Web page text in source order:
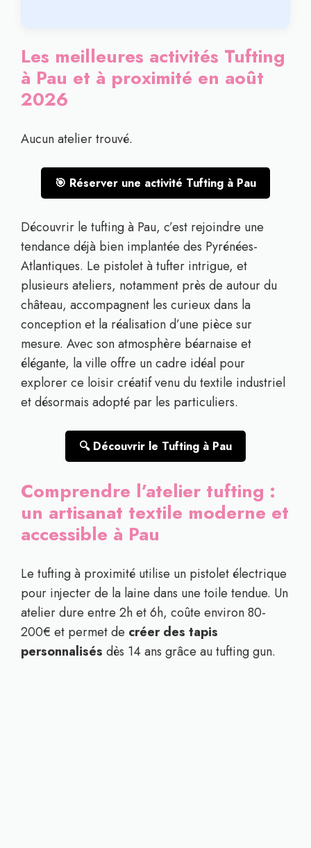
Les meilleures activités Tufting
à Pau et à proximité en août
2026
Aucun atelier trouvé.
🎯 Réserver une activité Tufting à Pau
Découvrir le tufting à Pau, c’est rejoindre une
tendance déjà bien implantée des Pyrénées-
Atlantiques. Le pistolet à tufter intrigue, et
plusieurs ateliers, notamment près de autour du
château, accompagnent les curieux dans la
conception et la réalisation d’une pièce sur
mesure. Avec son atmosphère béarnaise et
élégante, la ville offre un cadre idéal pour
explorer ce loisir créatif venu du textile industriel
et désormais adopté par les particuliers.
🔍 Découvrir le Tufting à Pau
Comprendre l’atelier tufting :
un artisanat textile moderne et
accessible à Pau
Le tufting à proximité utilise un pistolet électrique
pour injecter de la laine dans une toile tendue. Un
atelier dure entre 2h et 6h, coûte environ 80-
200€ et permet de créer des tapis
personnalisés dès 14 ans grâce au tufting gun.